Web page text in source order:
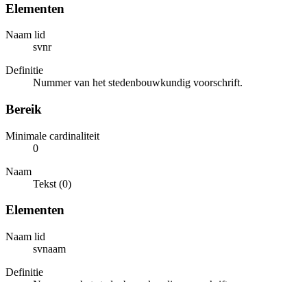
Elementen
Naam lid
svnr
Definitie
Nummer van het stedenbouwkundig voorschrift.
Bereik
Minimale cardinaliteit
0
Naam
Tekst (0)
Elementen
Naam lid
svnaam
Definitie